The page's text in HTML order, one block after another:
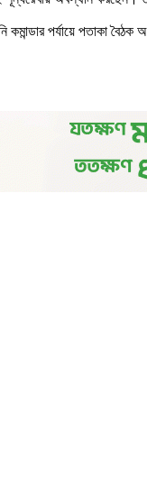
কমান্ডার পর্যায়ে